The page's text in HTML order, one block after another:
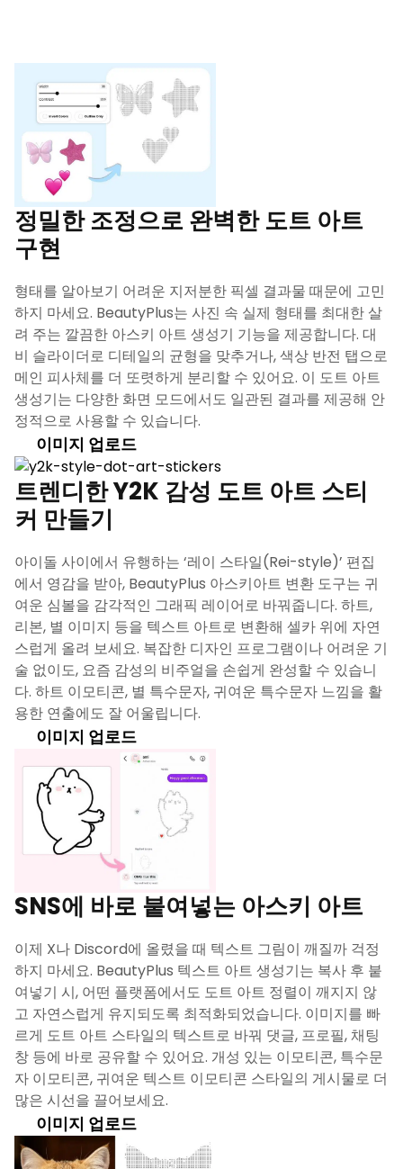
정밀한 조정으로 완벽한 도트 아트
구현
형태를 알아보기 어려운 지저분한 픽셀 결과물 때문에 고민
하지 마세요. BeautyPlus는 사진 속 실제 형태를 최대한 살
려 주는 깔끔한 아스키 아트 생성기 기능을 제공합니다. 대
비 슬라이더로 디테일의 균형을 맞추거나, 색상 반전 탭으로
메인 피사체를 더 또렷하게 분리할 수 있어요. 이 도트 아트
생성기는 다양한 화면 모드에서도 일관된 결과를 제공해 안
정적으로 사용할 수 있습니다.
이미지 업로드
트렌디한 Y2K 감성 도트 아트 스티
커 만들기
아이돌 사이에서 유행하는 ‘레이 스타일(Rei-style)’ 편집
에서 영감을 받아, BeautyPlus 아스키아트 변환 도구는 귀
여운 심볼을 감각적인 그래픽 레이어로 바꿔줍니다. 하트,
리본, 별 이미지 등을 텍스트 아트로 변환해 셀카 위에 자연
스럽게 올려 보세요. 복잡한 디자인 프로그램이나 어려운 기
술 없이도, 요즘 감성의 비주얼을 손쉽게 완성할 수 있습니
다. 하트 이모티콘, 별 특수문자, 귀여운 특수문자 느낌을 활
용한 연출에도 잘 어울립니다.
이미지 업로드
SNS에 바로 붙여넣는 아스키 아트
이제 X나 Discord에 올렸을 때 텍스트 그림이 깨질까 걱정
하지 마세요. BeautyPlus 텍스트 아트 생성기는 복사 후 붙
여넣기 시, 어떤 플랫폼에서도 도트 아트 정렬이 깨지지 않
고 자연스럽게 유지되도록 최적화되었습니다. 이미지를 빠
르게 도트 아트 스타일의 텍스트로 바꿔 댓글, 프로필, 채팅
창 등에 바로 공유할 수 있어요. 개성 있는 이모티콘, 특수문
자 이모티콘, 귀여운 텍스트 이모티콘 스타일의 게시물로 더
많은 시선을 끌어보세요.
이미지 업로드